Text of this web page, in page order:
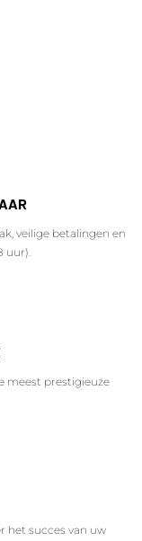
veilige betalingen en
uur).
meest prestigieuze
het succes van uw